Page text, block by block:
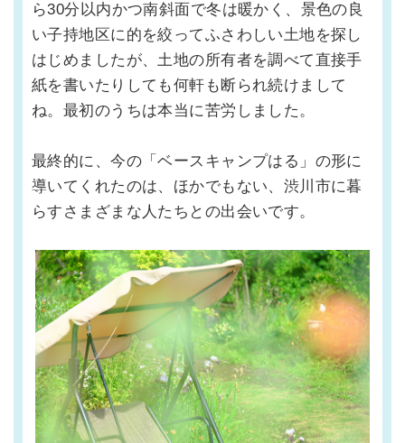
ら30分以内かつ南斜面で冬は暖かく、景色の良
い子持地区に的を絞ってふさわしい土地を探し
はじめましたが、土地の所有者を調べて直接手
紙を書いたりしても何軒も断られ続けまして
ね。最初のうちは本当に苦労しました。
最終的に、今の「ベースキャンプはる」の形に
導いてくれたのは、ほかでもない、渋川市に暮
らすさまざまな人たちとの出会いです。